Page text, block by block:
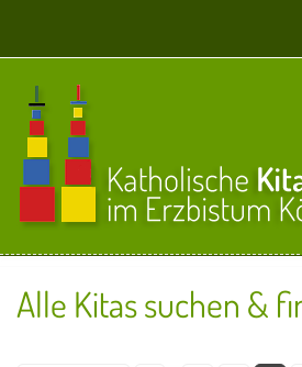
Alle Kitas suchen &